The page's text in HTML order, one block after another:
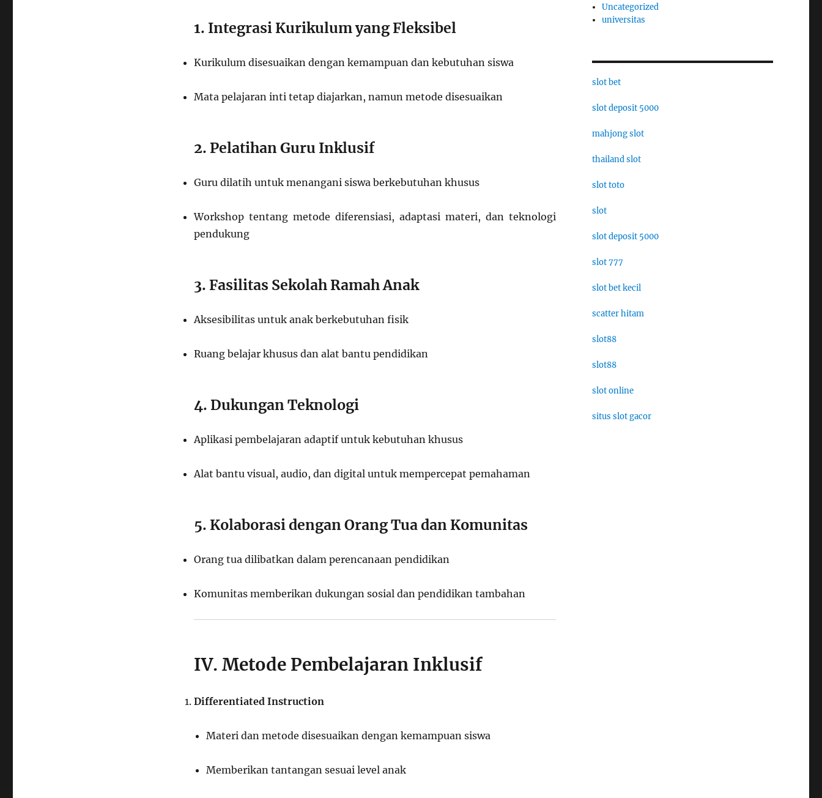
1. Integrasi Kurikulum yang Fleksibel
Kurikulum disesuaikan dengan kemampuan dan kebutuhan siswa
Mata pelajaran inti tetap diajarkan, namun metode disesuaikan
2. Pelatihan Guru Inklusif
Guru dilatih untuk menangani siswa berkebutuhan khusus
Workshop tentang metode diferensiasi, adaptasi materi, dan teknologi
pendukung
3. Fasilitas Sekolah Ramah Anak
Aksesibilitas untuk anak berkebutuhan fisik
Ruang belajar khusus dan alat bantu pendidikan
4. Dukungan Teknologi
Aplikasi pembelajaran adaptif untuk kebutuhan khusus
Alat bantu visual, audio, dan digital untuk mempercepat pemahaman
5. Kolaborasi dengan Orang Tua dan Komunitas
Orang tua dilibatkan dalam perencanaan pendidikan
Komunitas memberikan dukungan sosial dan pendidikan tambahan
IV. Metode Pembelajaran Inklusif
Differentiated Instruction
Materi dan metode disesuaikan dengan kemampuan siswa
Memberikan tantangan sesuai level anak
Uncategorized
universitas
slot bet
slot deposit 5000
mahjong slot
thailand slot
slot toto
slot
slot deposit 5000
slot 777
slot bet kecil
scatter hitam
slot88
slot88
slot online
situs slot gacor